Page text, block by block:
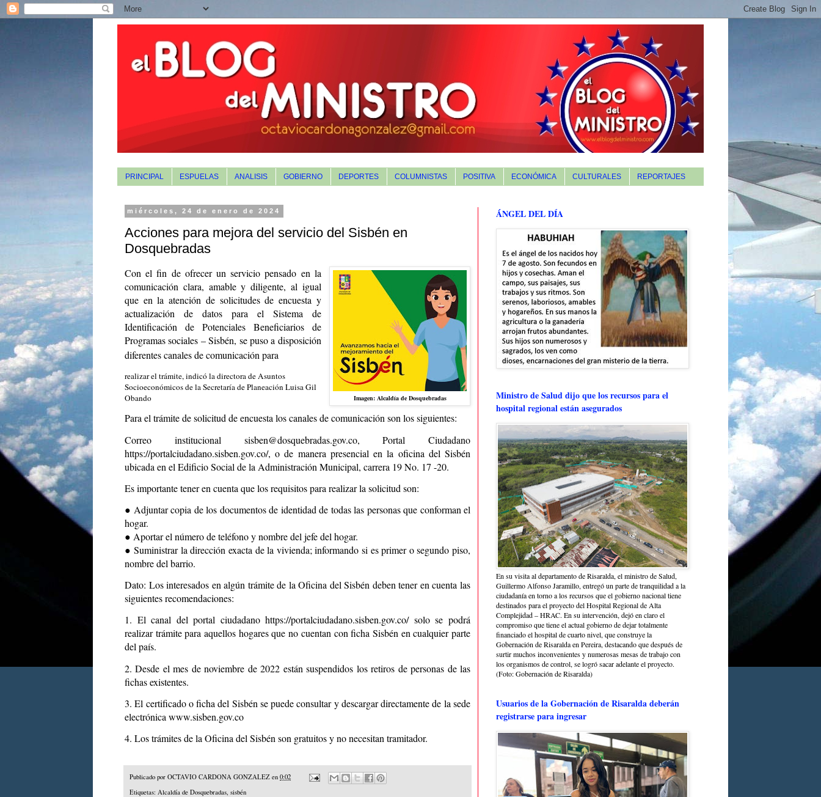
PRINCIPAL ESPUELAS ANALISIS GOBIERNO DEPORTES COLUMNISTAS POSITIVA ECONÓMICA CULTURALES REPORTAJES
miércoles, 24 de enero de 2024
Acciones para mejora del servicio del Sisbén en
Dosquebradas
Imagen: Alcaldía de Dosquebradas
Con el fin de ofrecer un servicio pensado en la
comunicación clara, amable y diligente, al igual
que en la atención de solicitudes de encuesta y
actualización de datos para el Sistema de
Identificación de Potenciales Beneficiarios de
Programas sociales – Sisbén, se puso a disposición
diferentes canales de comunicación para
realizar el trámite, indicó la directora de Asuntos
Socioeconómicos de la Secretaría de Planeación Luisa Gil
Obando
Para el trámite de solicitud de encuesta los canales de comunicación son los siguientes:
Correo institucional sisben@dosquebradas.gov.co, Portal Ciudadano
https://portalciudadano.sisben.gov.co/, o de manera presencial en la oficina del Sisbén
ubicada en el Edificio Social de la Administración Municipal, carrera 19 No. 17 -20.
Es importante tener en cuenta que los requisitos para realizar la solicitud son:
● Adjuntar copia de los documentos de identidad de todas las personas que conforman el
hogar.
● Aportar el número de teléfono y nombre del jefe del hogar.
● Suministrar la dirección exacta de la vivienda; informando si es primer o segundo piso,
nombre del barrio.
Dato: Los interesados en algún trámite de la Oficina del Sisbén deben tener en cuenta las
siguientes recomendaciones:
1. El canal del portal ciudadanohttps://portalciudadano.sisben.gov.co/solo se podrá
realizar trámite para aquellos hogares que no cuentan con ficha Sisbén en cualquier parte
del país.
2. Desde el mes de noviembre de 2022 están suspendidos los retiros de personas de las
fichas existentes.
3. El certificado o ficha del Sisbén se puede consultar y descargar directamente de la sede
electrónica www.sisben.gov.co
4. Los trámites de la Oficina del Sisbén son gratuitos y no necesitan tramitador.
Publicado por OCTAVIO CARDONA GONZALEZ en 0:02
Etiquetas: Alcaldía de Dosquebradas sisbén
ÁNGEL DEL DÍA
Ministro de Salud dijo que los recursos para el
hospital regional están asegurados
En su visita al departamento de Risaralda, el ministro de Salud,
Guillermo Alfonso Jaramillo, entregó un parte de tranquilidad a la
ciudadanía en torno a los recursos que el gobierno nacional tiene
destinados para el proyecto del Hospital Regional de Alta
Complejidad – HRAC. En su intervención, dejó en claro el
compromiso que tiene el actual gobierno de dejar totalmente
financiado el hospital de cuarto nivel, que construye la
Gobernación de Risaralda en Pereira, destacando que después de
surtir muchos inconvenientes y numerosas mesas de trabajo con
los organismos de control, se logró sacar adelante el proyecto.
(Foto: Gobernación de Risaralda)
Usuarios de la Gobernación de Risaralda deberán
registrarse para ingresar